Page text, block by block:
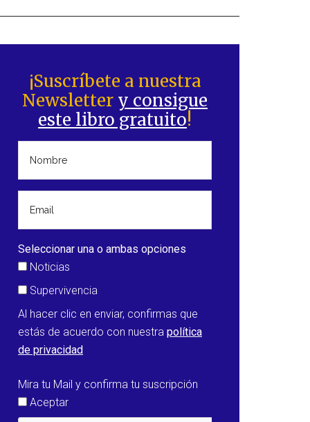
¡Suscríbete a nuestra
Newsletter y consigue
este libro gratuito!
Seleccionar una o ambas opciones
Noticias
Supervivencia
Al hacer clic en enviar, confirmas que
estás de acuerdo con nuestra política
de privacidad
Mira tu Mail y confirma tu suscripción
Aceptar